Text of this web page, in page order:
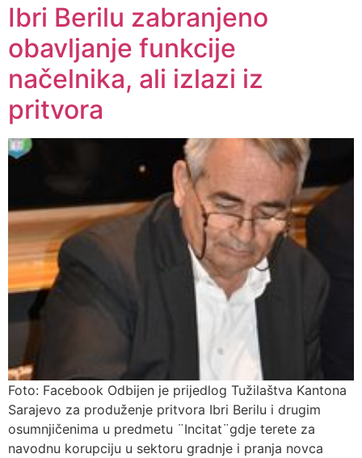
Ibri Berilu zabranjeno
obavljanje funkcije
načelnika, ali izlazi iz
pritvora
Foto: Facebook Odbijen je prijedlog Tužilaštva Kantona
Sarajevo za produženje pritvora Ibri Berilu i drugim
osumnjičenima u predmetu ¨Incitat¨gdje terete za
navodnu korupciju u sektoru gradnje i pranja novca